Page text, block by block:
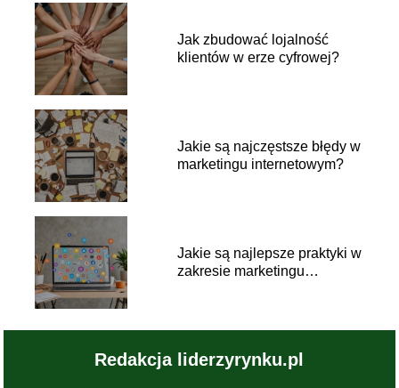
Jak zbudować lojalność
klientów w erze cyfrowej?
Jakie są najczęstsze błędy w
marketingu internetowym?
Jakie są najlepsze praktyki w
zakresie marketingu
Redakcja liderzyrynku.pl